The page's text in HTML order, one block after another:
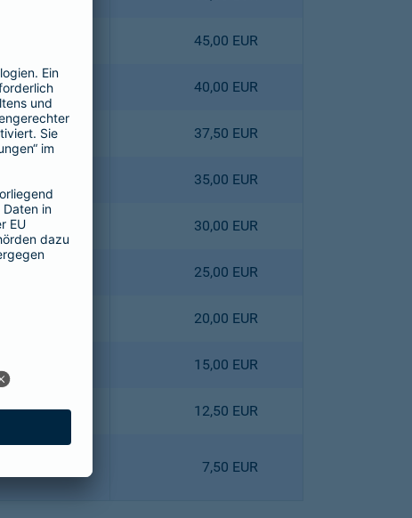
45,00 EUR
58,00 EUR 40,00 EUR
54,40 EUR 37,50 EUR
35,00 EUR
43,60 EUR 30,00 EUR
25,00 EUR
20,00 EUR
15,00 EUR
18,10 EUR 12,50 EUR
7,50 EUR